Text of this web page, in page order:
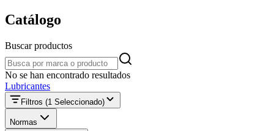
Catálogo
Buscar productos
Buscar productos
No se han encontrado resultados
Lubricantes
Filtros (1 Seleccionado)
Normas